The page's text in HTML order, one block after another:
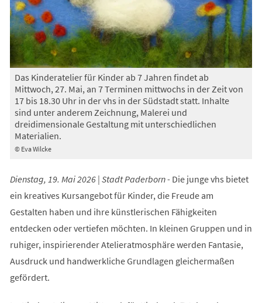
© Eva Wilcke
Das Kinderatelier für Kinder ab 7 Jahren findet ab
Mittwoch, 27. Mai, an 7 Terminen mittwochs in der Zeit von
17 bis 18.30 Uhr in der vhs in der Südstadt statt. Inhalte
sind unter anderem Zeichnung, Malerei und
dreidimensionale Gestaltung mit unterschiedlichen
Materialien.
Dienstag, 19. Mai 2026 | Stadt Paderborn - Die junge vhs bietet
ein kreatives Kursangebot für Kinder, die Freude am
Gestalten haben und ihre künstlerischen Fähigkeiten
entdecken oder vertiefen möchten. In kleinen Gruppen und in
ruhiger, inspirierender Atelieratmosphäre werden Fantasie,
Ausdruck und handwerkliche Grundlagen gleichermaßen
gefördert.